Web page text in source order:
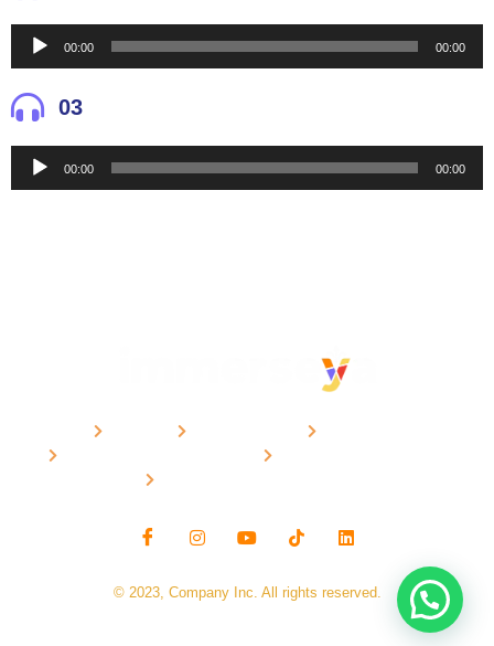
Reproductor
de
audio
00:00 00:00
03
Reproductor
de
00:00 00:00
© 2023, Company Inc. All rights reserved.